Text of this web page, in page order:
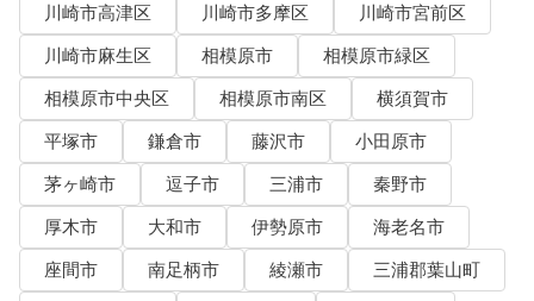
川崎市高津区
川崎市多摩区
川崎市宮前区
川崎市麻生区
相模原市
相模原市緑区
相模原市中央区
相模原市南区
横須賀市
平塚市
鎌倉市 藤沢市
小田原市
茅ヶ崎市
逗子市 三浦市
秦野市
厚木市
大和市 伊勢原市
海老名市
座間市
南足柄市 綾瀬市
三浦郡葉山町